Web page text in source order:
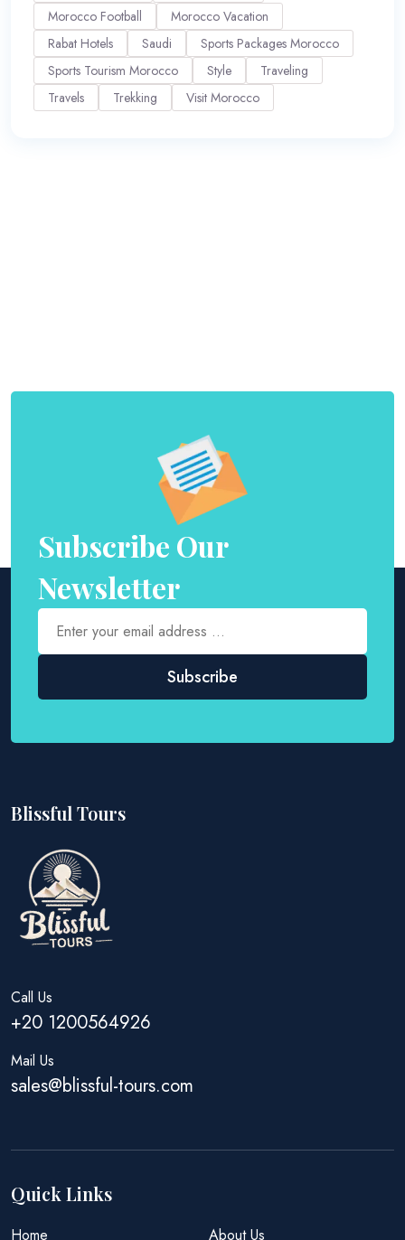
Morocco Football
Morocco Vacation
Rabat Hotels
Saudi
Sports Packages Morocco
Sports Tourism Morocco
Style
Traveling
Travels
Trekking Visit Morocco
Subscribe Our
Newsletter
Blissful Tours
Call Us
+20 1200564926
Mail Us
sales@blissful-tours.com
Quick Links
Home About Us